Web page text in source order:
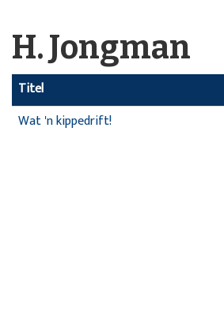
H. Jongman
Titel
Wat 'n kippedrift!